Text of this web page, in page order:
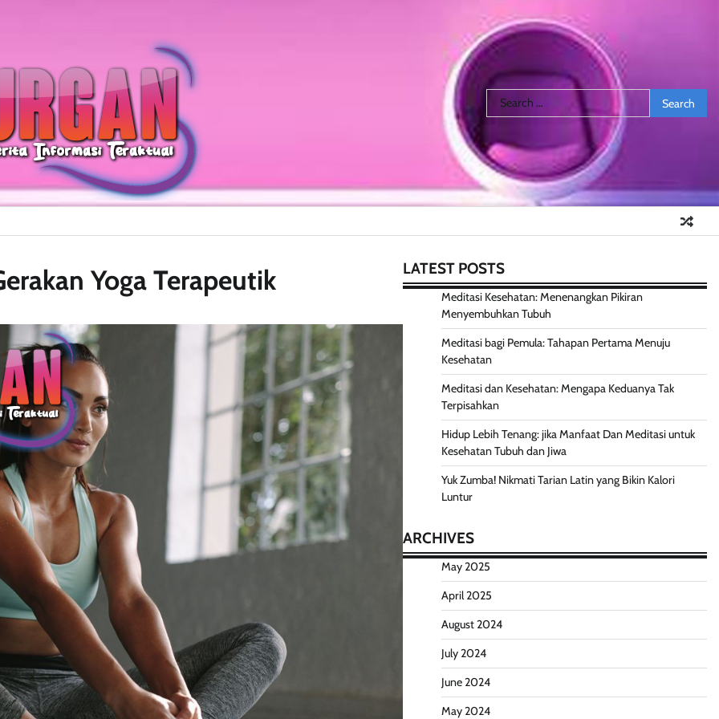
Search
for:
Yoga Terapeutik LATEST POSTS
Meditasi Kesehatan: Menenangkan Pikiran
Menyembuhkan Tubuh
Meditasi bagi Pemula: Tahapan Pertama Menuju
Kesehatan
Meditasi dan Kesehatan: Mengapa Keduanya Tak
Terpisahkan
Hidup Lebih Tenang: jika Manfaat Dan Meditasi untuk
Kesehatan Tubuh dan Jiwa
Yuk Zumba! Nikmati Tarian Latin yang Bikin Kalori
Luntur
ARCHIVES
May 2025
April 2025
August 2024
July 2024
June 2024
May 2024